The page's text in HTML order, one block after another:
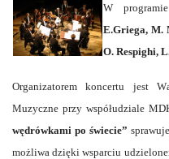
W
E.Griega, M.
O. Respighi,
Organizatorem koncertu jest
Muzyczne przy współudziale
wędrówkami po świecie”
możliwa dzięki wsparciu